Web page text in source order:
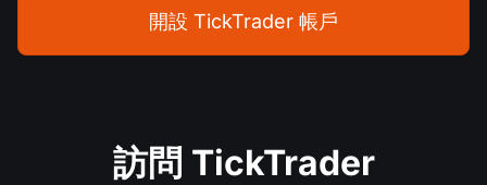
開設 TickTrader 帳戶
訪問 TickTrader